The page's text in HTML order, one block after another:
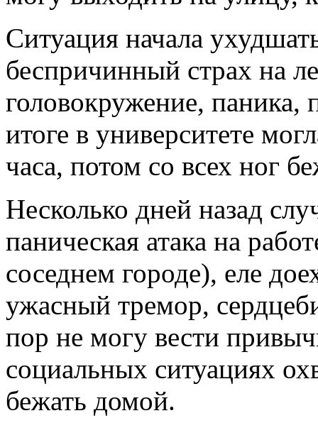
Ситуация начала
беспричинный страх на
головокружение, паника,
итоге в университете
часа, потом со всех ног
Несколько дней назад
паническая атака на
соседнем городе), еле
ужасный тремор,
пор не могу вести
социальных ситуациях
бежать домой.